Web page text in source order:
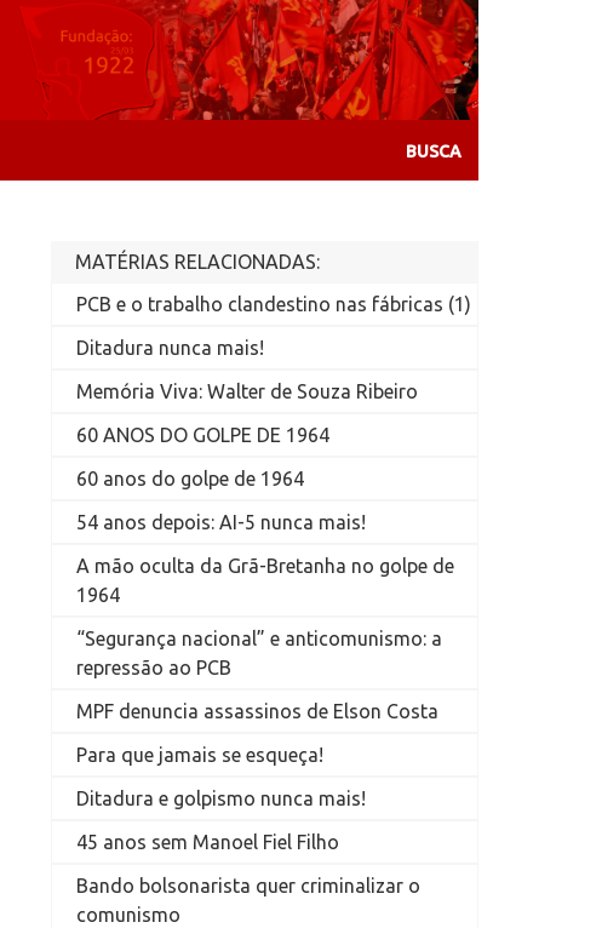
MATÉRIAS RELACIONADAS:
PCB e o trabalho clandestino nas fábricas (1)
Ditadura nunca mais!
Memória Viva: Walter de Souza Ribeiro
60 ANOS DO GOLPE DE 1964
60 anos do golpe de 1964
54 anos depois: AI-5 nunca mais!
A mão oculta da Grã-Bretanha no golpe de
1964
“Segurança nacional” e anticomunismo: a
repressão ao PCB
MPF denuncia assassinos de Elson Costa
Para que jamais se esqueça!
Ditadura e golpismo nunca mais!
45 anos sem Manoel Fiel Filho
Bando bolsonarista quer criminalizar o
comunismo